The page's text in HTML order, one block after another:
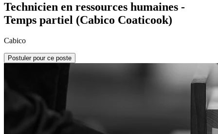
Technicien en ressources humaines -
Temps partiel (Cabico Coaticook)
Cabico
Postuler pour ce poste